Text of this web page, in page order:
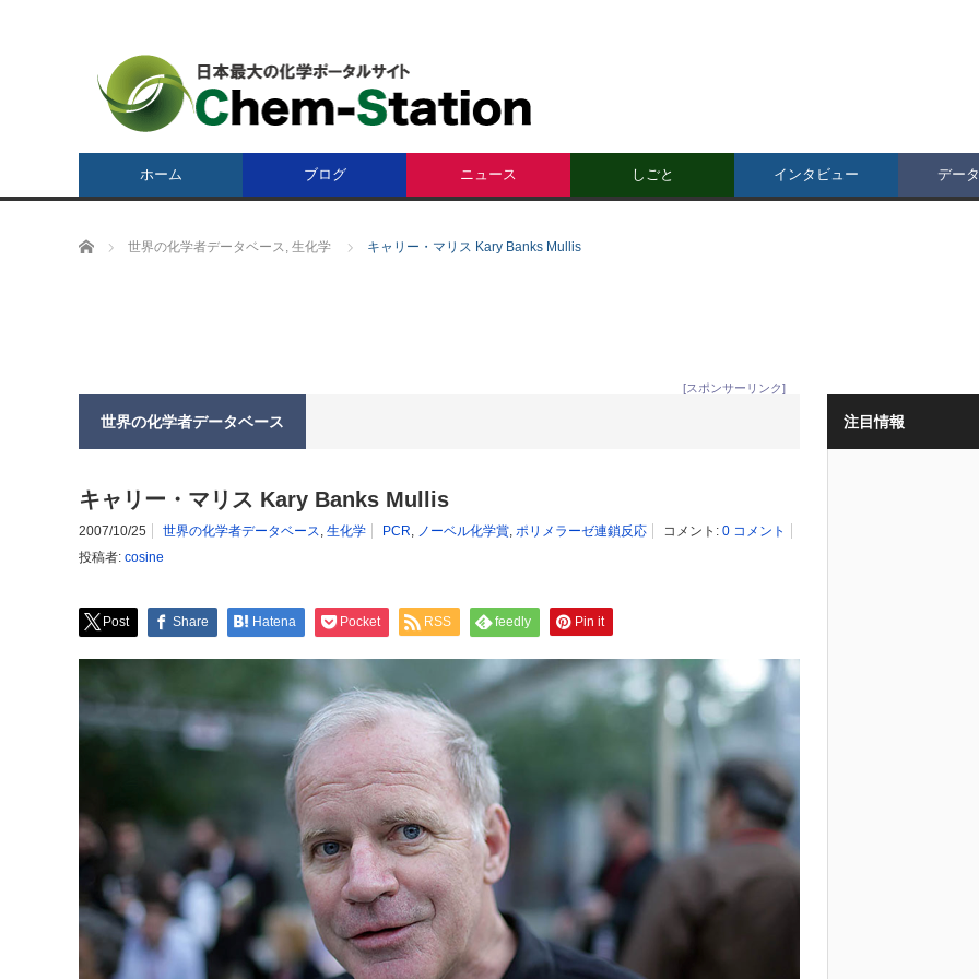
ホーム ブログ ニュース しごと インタビュー デー
ホーム 世界の化学者データベース, 生化学 キャリー・マリス Kary Banks Mullis
[スポンサーリンク]
世界の化学者データベース
キャリー・マリス Kary Banks Mullis
2007/10/25 世界の化学者データベース, 生化学 PCR, ノーベル化学賞, ポリメラーゼ連鎖反応 コメント: 0 コメント
投稿者: cosine
Post Share Hatena Pocket RSS feedly Pin it
注目情報